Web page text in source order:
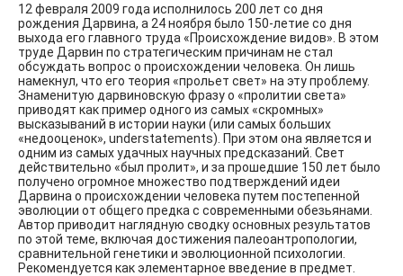
12 февраля 2009 года исполнилось 200 лет со дня
рождения Дарвина, а 24 ноября было 150-летие со дня
выхода его главного труда «Происхождение видов». В этом
труде Дарвин по стратегическим причинам не стал
обсуждать вопрос о происхождении человека. Он лишь
намекнул, что его теория «прольет свет» на эту проблему.
Знаменитую дарвиновскую фразу о «пролитии света»
приводят как пример одного из самых «скромных»
высказываний в истории науки (или самых больших
«недооценок», understatements). При этом она является и
одним из самых удачных научных предсказаний. Свет
действительно «был пролит», и за прошедшие 150 лет было
получено огромное множество подтверждений идеи
Дарвина о происхождении человека путем постепенной
эволюции от общего предка с современными обезьянами.
Автор приводит наглядную сводку основных результатов
по этой теме, включая достижения палеоантропологии,
сравнительной генетики и эволюционной психологии.
Рекомендуется как элементарное введение в предмет.